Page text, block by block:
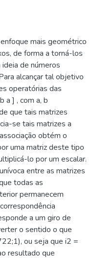
mais geométrico
de forma a torná-los
de números
alcançar tal objetivo
operatórias das
a ] , com a, b
que tais matrizes
se tais matrizes a
obtém o
uma matriz deste tipo
lo por um escalar.
entre as matrizes
todas as
permanecem
a um giro de
o sentido o que
ou seja que i2 =
resultado que